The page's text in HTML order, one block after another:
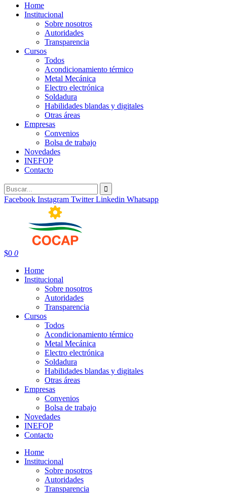
Home
Institucional
Sobre nosotros
Autoridades
Transparencia
Cursos
Todos
Acondicionamiento térmico
Metal Mecánica
Electro electrónica
Soldadura
Habilidades blandas y digitales
Otras áreas
Empresas
Convenios
Bolsa de trabajo
Novedades
INEFOP
Contacto
Facebook Instagram Twitter Linkedin Whatsapp
$0 0
Home
Institucional
Sobre nosotros
Autoridades
Transparencia
Cursos
Todos
Acondicionamiento térmico
Metal Mecánica
Electro electrónica
Soldadura
Habilidades blandas y digitales
Otras áreas
Empresas
Convenios
Bolsa de trabajo
Novedades
INEFOP
Contacto
Home
Institucional
Sobre nosotros
Autoridades
Transparencia